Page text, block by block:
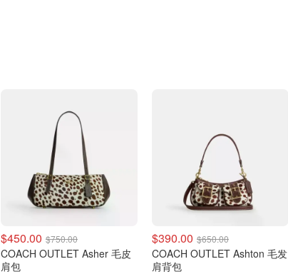
$450.00 $750.00
COACH OUTLET Asher 毛皮
肩包
$390.00 $650.00
COACH OUTLET Ashton 毛发
肩背包